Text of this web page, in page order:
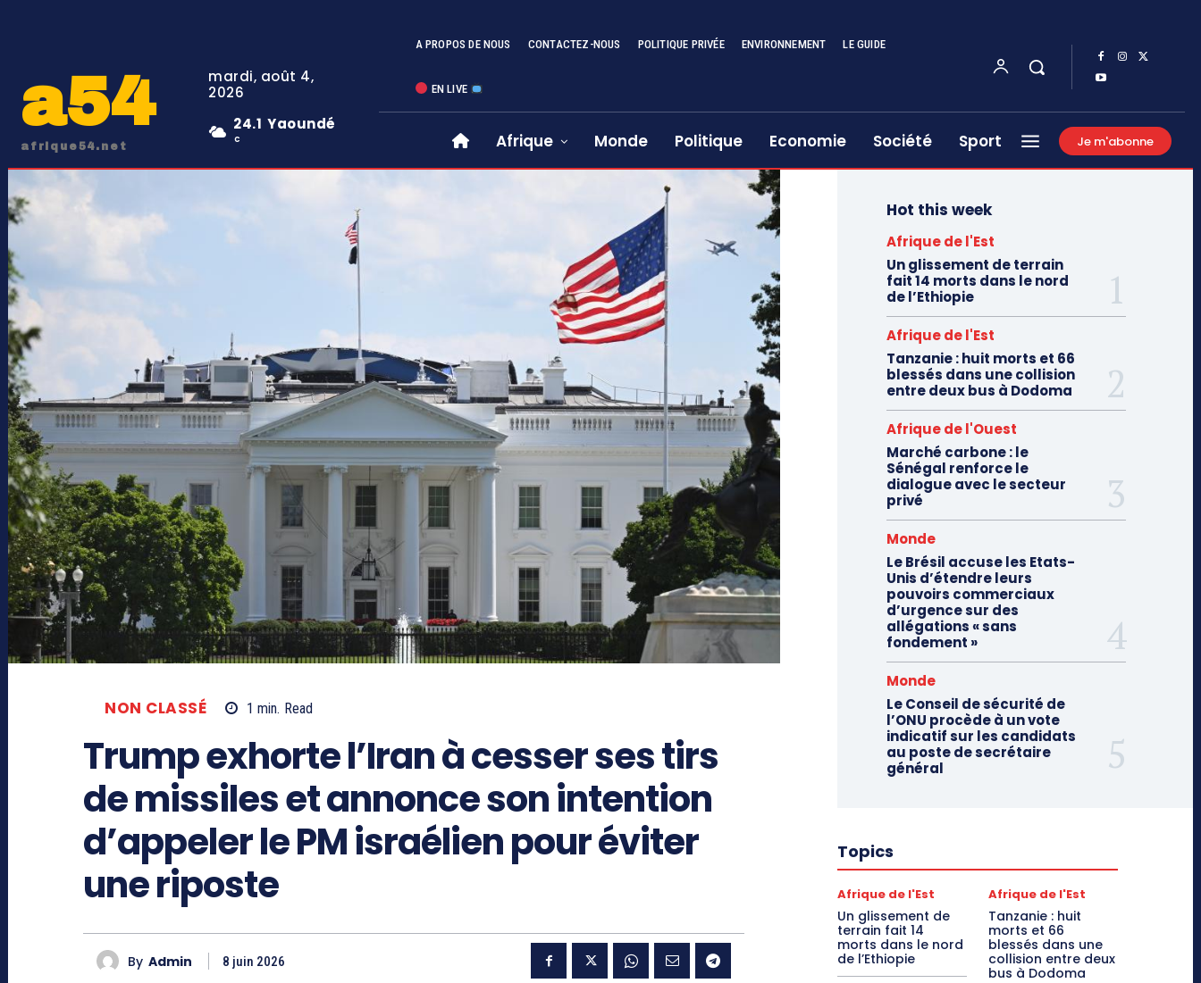
a54
afrique54.net
mardi, août 4,
2026
24.1
C
Yaoundé
A PROPOS DE NOUS CONTACTEZ-NOUS POLITIQUE PRIVÉE ENVIRONNEMENT LE GUIDE
EN LIVE
Afrique Monde Politique Economie Société Sport Je m'abonne
NON CLASSÉ 1 min. Read
Trump exhorte l’Iran à cesser ses tirs
de missiles et annonce son intention
d’appeler le PM israélien pour éviter
une riposte
By Admin 8 juin 2026
Hot this week
Afrique de l'Est
Un glissement de terrain
fait 14 morts dans le nord
de l’Ethiopie
Afrique de l'Est
Tanzanie : huit morts et 66
blessés dans une collision
entre deux bus à Dodoma
Afrique de l'Ouest
Marché carbone : le
Sénégal renforce le
dialogue avec le secteur
privé
Monde
Le Brésil accuse les Etats-
Unis d’étendre leurs
pouvoirs commerciaux
d’urgence sur des
allégations « sans
fondement »
Monde
Le Conseil de sécurité de
l’ONU procède à un vote
indicatif sur les candidats
au poste de secrétaire
général
Topics
Afrique de l'Est
Un glissement de
terrain fait 14
morts dans le nord
de l’Ethiopie
Afrique de l'Est
Tanzanie : huit
morts et 66
blessés dans une
collision entre deux
bus à Dodoma